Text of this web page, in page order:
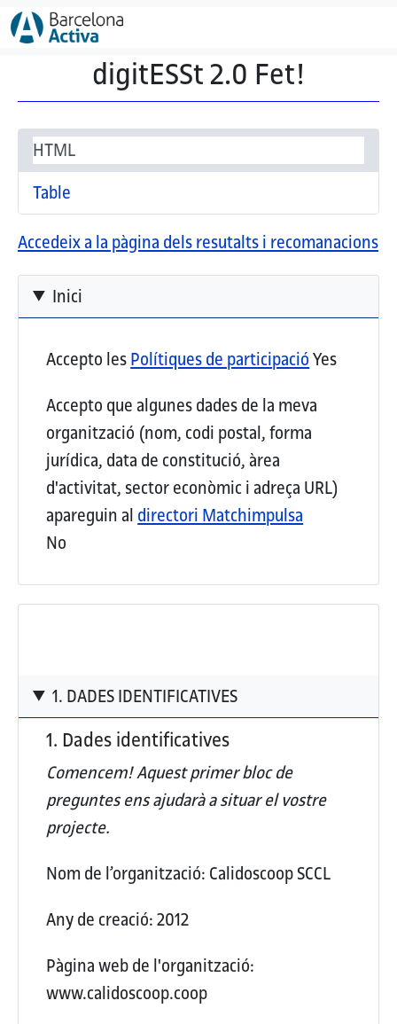
Vés al contingut
digitESSt 2.0 Fet!
Secondary tabs
HTML
(pestanya activa)
Table
Accedeix a la pàgina dels resutalts i recomanacions
Inici
Accepto lesPolítiques de participacióYes
Accepto que algunes dades de la meva
organització (nom, codi postal, forma
jurídica, data de constitució, àrea
d'activitat, sector econòmic i adreça URL)
apareguin al directori Matchimpulsa
No
1. DADES IDENTIFICATIVES
1. Dades identificatives
Comencem! Aquestprimer bloc de
preguntes ens ajudarà a situar el vostre
projecte.
Nom de l’organització: Calidoscoop SCCL
Any de creació:2012
Pàgina web de l'organització:
www.calidoscoop.coop